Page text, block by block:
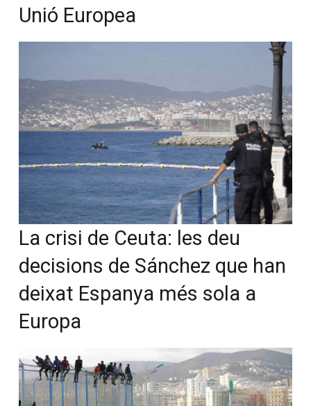
Unió Europea
La crisi de Ceuta: les deu
decisions de Sánchez que han
deixat Espanya més sola a
Europa